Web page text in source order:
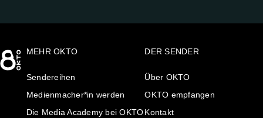
MEHR OKTO
Sendereihen
Medienmacher*in werden
Die Media Academy bei OKTO
DER SENDER
Über OKTO
OKTO empfangen
Kontakt